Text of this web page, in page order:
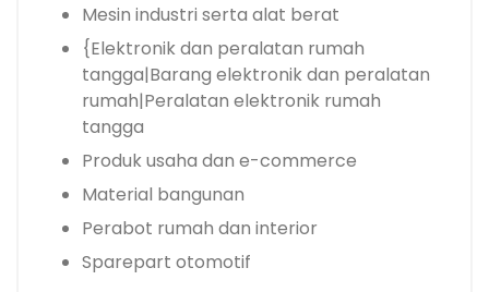
Mesin industri serta alat berat
{Elektronik dan peralatan rumah
tangga|Barang elektronik dan peralatan
rumah|Peralatan elektronik rumah
tangga
Produk usaha dan e-commerce
Material bangunan
Perabot rumah dan interior
Sparepart otomotif